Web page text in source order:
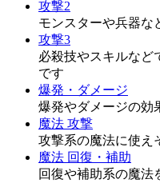
攻撃2
モンスターや兵器な
攻撃3
必殺技やスキルなど
です
爆発・ダメージ
爆発やダメージの効
魔法 攻撃
攻撃系の魔法に使え
魔法 回復・補助
回復や補助系の魔法